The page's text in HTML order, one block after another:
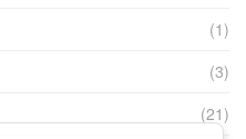
(1)
(3)
(21)